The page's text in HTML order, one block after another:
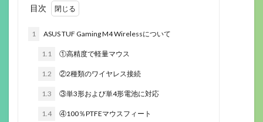
目次
1 ASUS TUF Gaming M4 Wirelessについて
1.1 ①高精度で軽量マウス
1.2 ②2種類のワイヤレス接続
1.3 ③単3形および単4形電池に対応
1.4 ④100％PTFEマウスフィート